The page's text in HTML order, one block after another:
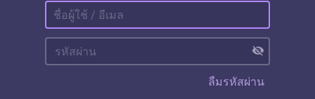
visibility_off
ลืมรหัสผ่าน